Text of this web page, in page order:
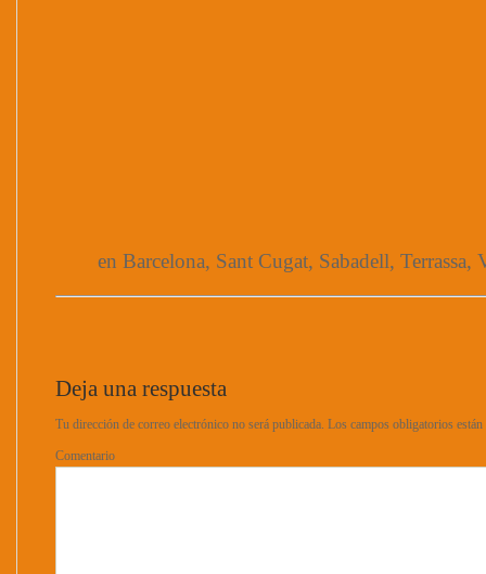
en Barcelona, Sant Cugat, Sabadell, Terrassa,
Deja una respuesta
Tu dirección de correo electrónico no será publicada. Los campos obligatorios
Comentario